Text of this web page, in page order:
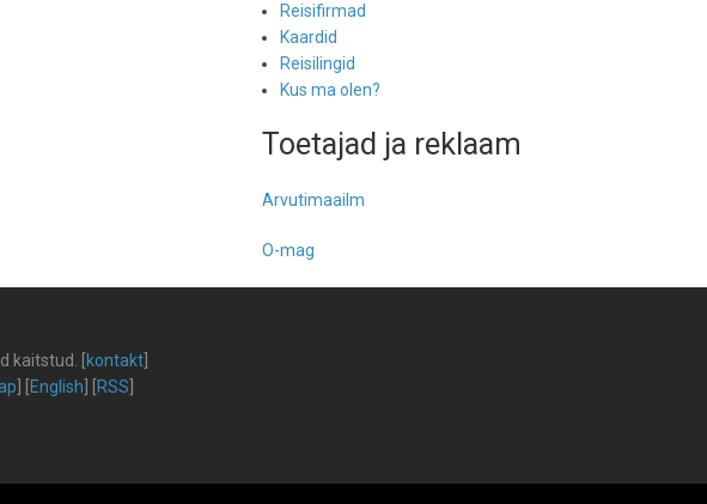
Reisifirmad
Kaardid
Reisilingid
Kus ma olen?
Toetajad ja reklaam
Arvutimaailm
O-mag
kaitstud. kontakt
English RSS